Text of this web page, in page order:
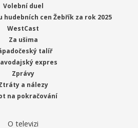
Volební duel
hudebních cen Žebřík za rok 2025
WestCast
Za ušima
talíř
expres
Zprávy
a nálezy
na pokračování
O televizi